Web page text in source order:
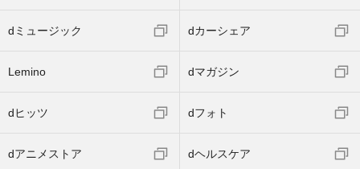
dミュージック dカーシェア
Lemino dマガジン
dヒッツ dフォト
dアニメストア dヘルスケア